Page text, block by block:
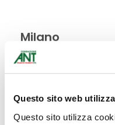
Questo sito web
Questo sito utilizza
Milano
Battesimo,
Compleanno
Laurea